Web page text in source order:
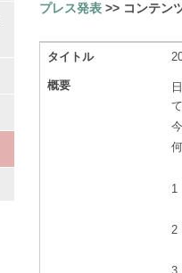
プレス発表 >> コンテン
タイトル
概要
1
2